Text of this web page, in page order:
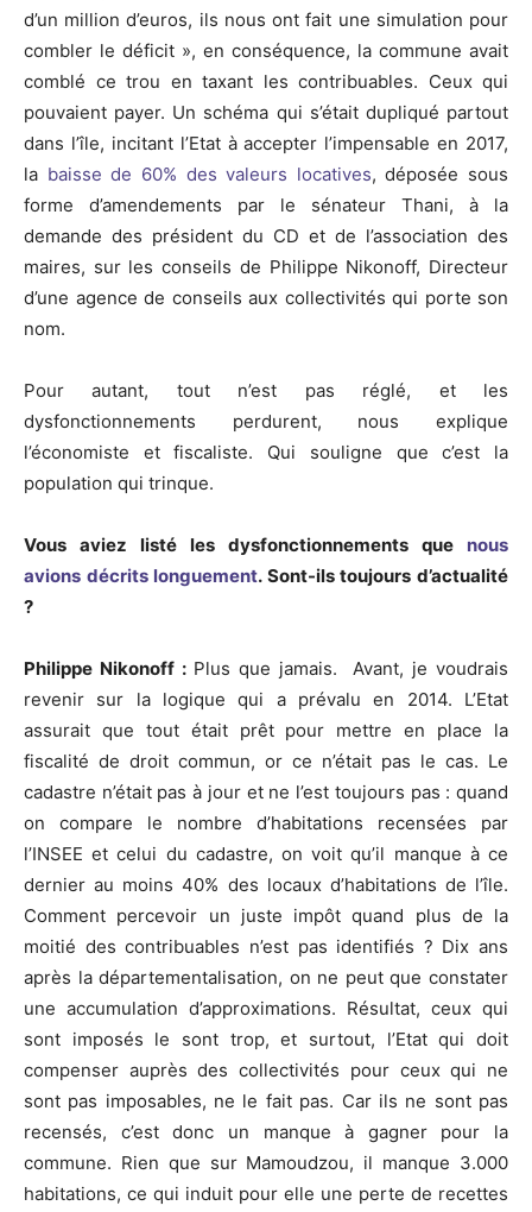
d’un million d’euros, ils nous ont fait une simulation pour
combler le déficit », en conséquence, la commune avait
comblé ce trou en taxant les contribuables. Ceux qui
pouvaient payer. Un schéma qui s’était dupliqué partout
dans l’île, incitant l’Etat à accepter l’impensable en 2017,
la baisse de 60% des valeurs locatives, déposée sous
forme d’amendements par le sénateur Thani, à la
demande des président du CD et de l’association des
maires, sur les conseils de Philippe Nikonoff, Directeur
d’une agence de conseils aux collectivités qui porte son
nom.
Pour autant, tout n’est pas réglé, et les
dysfonctionnements perdurent, nous explique
l’économiste et fiscaliste. Qui souligne que c’est la
population qui trinque.
Vous aviez listé les dysfonctionnements que nous
avions décrits longuement. Sont-ils toujours d’actualité
?
Philippe Nikonoff :Plus que jamais. Avant, je voudrais
revenir sur la logique qui a prévalu en 2014. L’Etat
assurait que tout était prêt pour mettre en place la
fiscalité de droit commun, or ce n’était pas le cas. Le
cadastre n’était pas à jour et ne l’est toujours pas : quand
on compare le nombre d’habitations recensées par
l’INSEE et celui du cadastre, on voit qu’il manque à ce
dernier au moins 40% des locaux d’habitations de l’île.
Comment percevoir un juste impôt quand plus de la
moitié des contribuables n’est pas identifiés ? Dix ans
après la départementalisation, on ne peut que constater
une accumulation d’approximations. Résultat, ceux qui
sont imposés le sont trop, et surtout, l’Etat qui doit
compenser auprès des collectivités pour ceux qui ne
sont pas imposables, ne le fait pas. Car ils ne sont pas
recensés, c’est donc un manque à gagner pour la
commune. Rien que sur Mamoudzou, il manque 3.000
habitations, ce qui induit pour elle une perte de recettes